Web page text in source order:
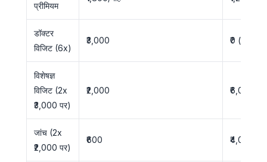
प्रीमियम
डॉक्टर
विजिट (6x)
₹3,000 ₹0
विशेषज्ञ
विजिट (2x
₹3,000 पर)
₹2,000 ₹6,000
जांच (2x
₹2,000 पर)
₹600 ₹4,000